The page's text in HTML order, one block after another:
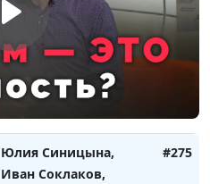
Соклаков, психолог
Юлия Синицына, Иван
Соклаков, психолог
#276
Юлия Синицына,
Иван Соклаков,
#275